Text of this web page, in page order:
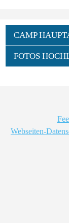
CAMP
FOTOS
Webseiten-